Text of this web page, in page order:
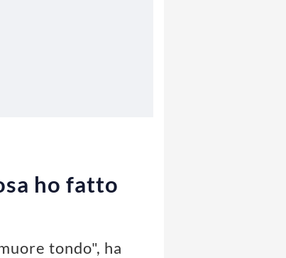
ho fatto
tondo", ha